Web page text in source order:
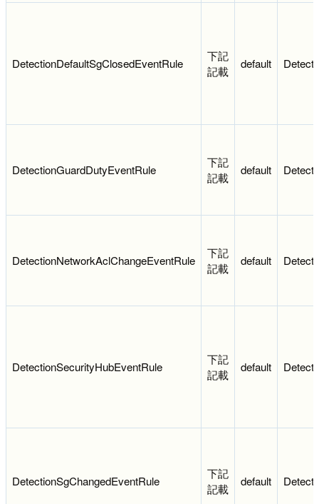
DetectionDefaultSgClosedEventRule
下記
記載
default
DetectionGuardDutyEventRule
下記
記載
default
DetectionNetworkAclChangeEventRule
下記
記載
default
DetectionSecurityHubEventRule
下記
記載
default
DetectionSgChangedEventRule
下記
記載
default